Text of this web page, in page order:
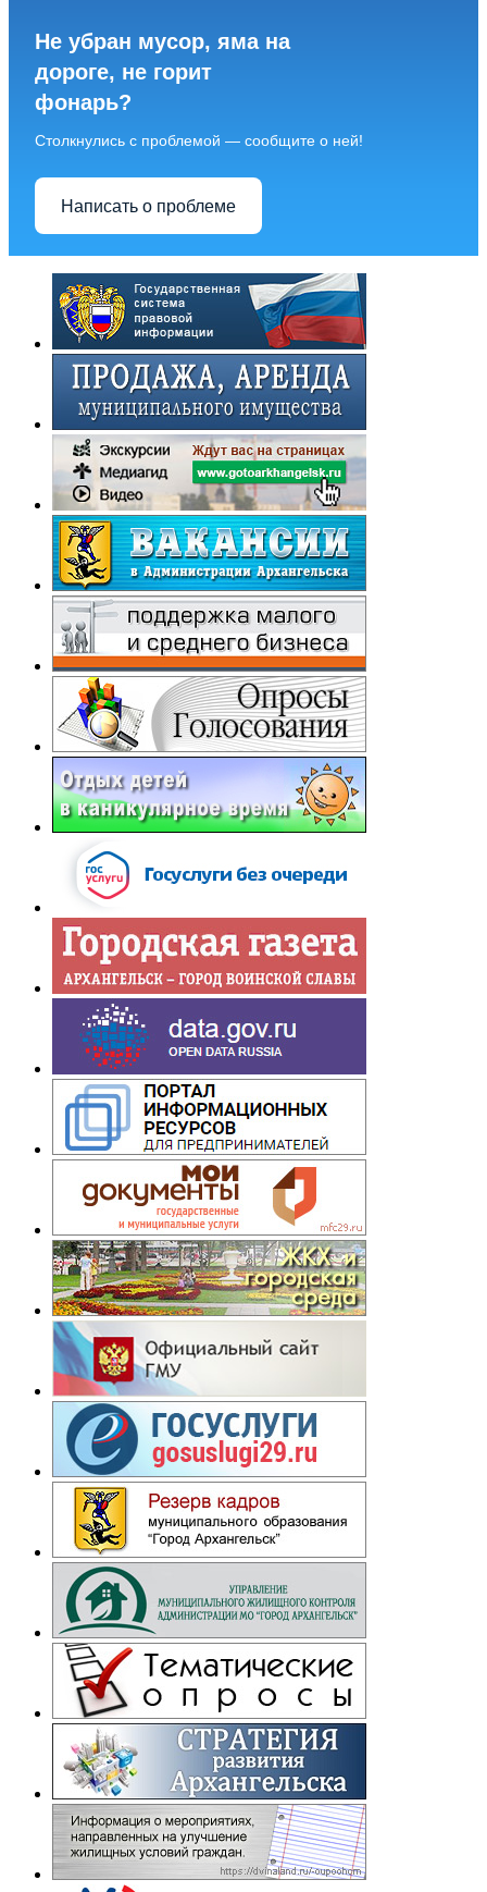
Не убран мусор, яма на
дороге, не горит
фонарь?
Столкнулись с проблемой — сообщите о ней!
Написать о проблеме